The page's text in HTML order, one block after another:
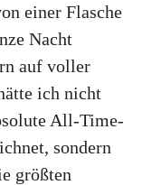
einer Flasche
Nacht
auf voller
ich nicht
All-Time-
sondern
größten